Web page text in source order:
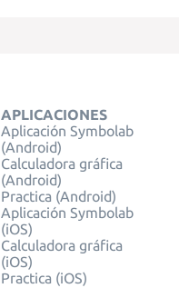
APLICACIONES
Aplicación Symbolab
(Android)
Calculadora gráfica
(Android)
Practica (Android)
Aplicación Symbolab
(iOS)
Calculadora gráfica
(iOS)
Practica (iOS)